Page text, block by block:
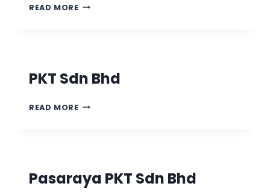
READ MORE
PKT Sdn Bhd
READ MORE
Pasaraya PKT Sdn Bhd